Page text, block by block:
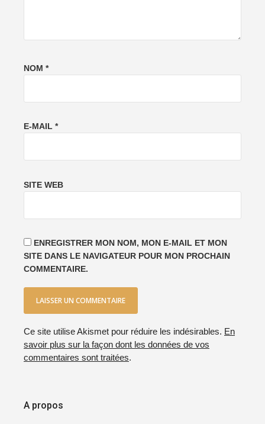
NOM *
E-MAIL *
SITE WEB
ENREGISTRER MON NOM, MON E-MAIL ET MON
SITE DANS LE NAVIGATEUR POUR MON PROCHAIN
COMMENTAIRE.
Ce site utilise Akismet pour réduire les indésirables. En
savoir plus sur la façon dont les données de vos
commentaires sont traitées.
A propos